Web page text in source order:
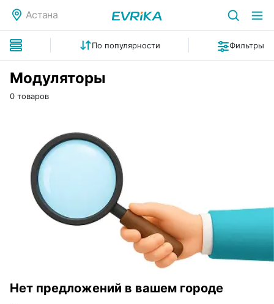
Астана
По популярности Фильтры
Модуляторы
0 товаров
Нет предложений в вашем городе